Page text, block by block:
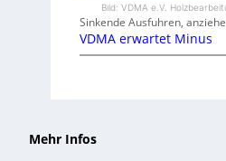
Bild: VDMA e.V.
Sinkende Ausfuhren,
VDMA erwartet Minus
Mehr Infos